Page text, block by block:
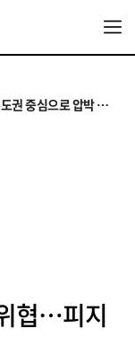
중심으로 압박 커져
투법 불확실성 해법은
과 상식'으로
협…피지